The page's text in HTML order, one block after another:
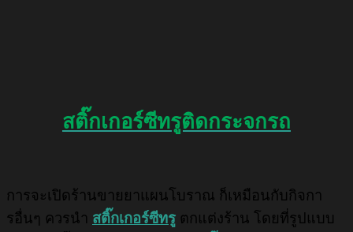
สติ๊กเกอร์ซีทรูติดกระจกรถ
การจะเปิดร้านขายยาแผนโบราณ ก็เหมือนกับกิจกา
รอื่นๆ ควรนำ สติ๊กเกอร์ซีทรู ตกแต่งร้าน โดยที่รูปแบบ